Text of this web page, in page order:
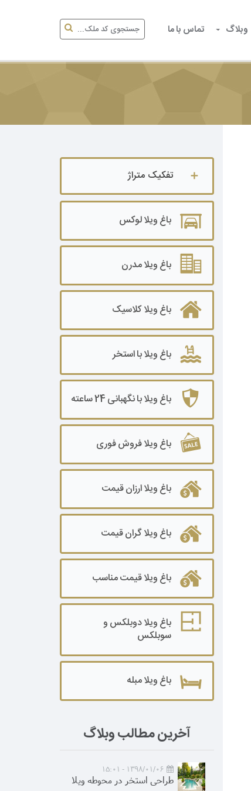
وبلاگ تماس با ما
تفکیک متراژ
باغ ویلا ۵۰۰ تا ۱۰۰۰ متر
باغ ویلا ۱۰۰۰ تا ۲۰۰۰ متر
باغ ویلا ۲۰۰۰ تا ۳۰۰۰ متر
باغ ویلا۳۰۰۰ تا ۵۰۰۰ متر
باغ ویلا ۵۰۰۰ تا ۷۰۰۰ متر
باغ ویلا ۷۰۰۰ تا ۱۰۰۰۰ متر
باغ ویلا ۱۰۰۰۰ متر به بالا
باغ ویلا لوکس
باغ ویلا مدرن
باغ ویلا کلاسیک
باغ ویلا با استخر
باغ ویلا با نگهبانی 24 ساعته
باغ ویلا فروش فوری
باغ ویلا ارزان قیمت
باغ ویلا گران قیمت
باغ ویلا قیمت مناسب
باغ ویلا دوبلکس و
سوبلکس
باغ ویلا مبله
آخرین مطالب وبلاگ
1398/01/06 - 15:01
طراحی استخر در محوطه ویلا